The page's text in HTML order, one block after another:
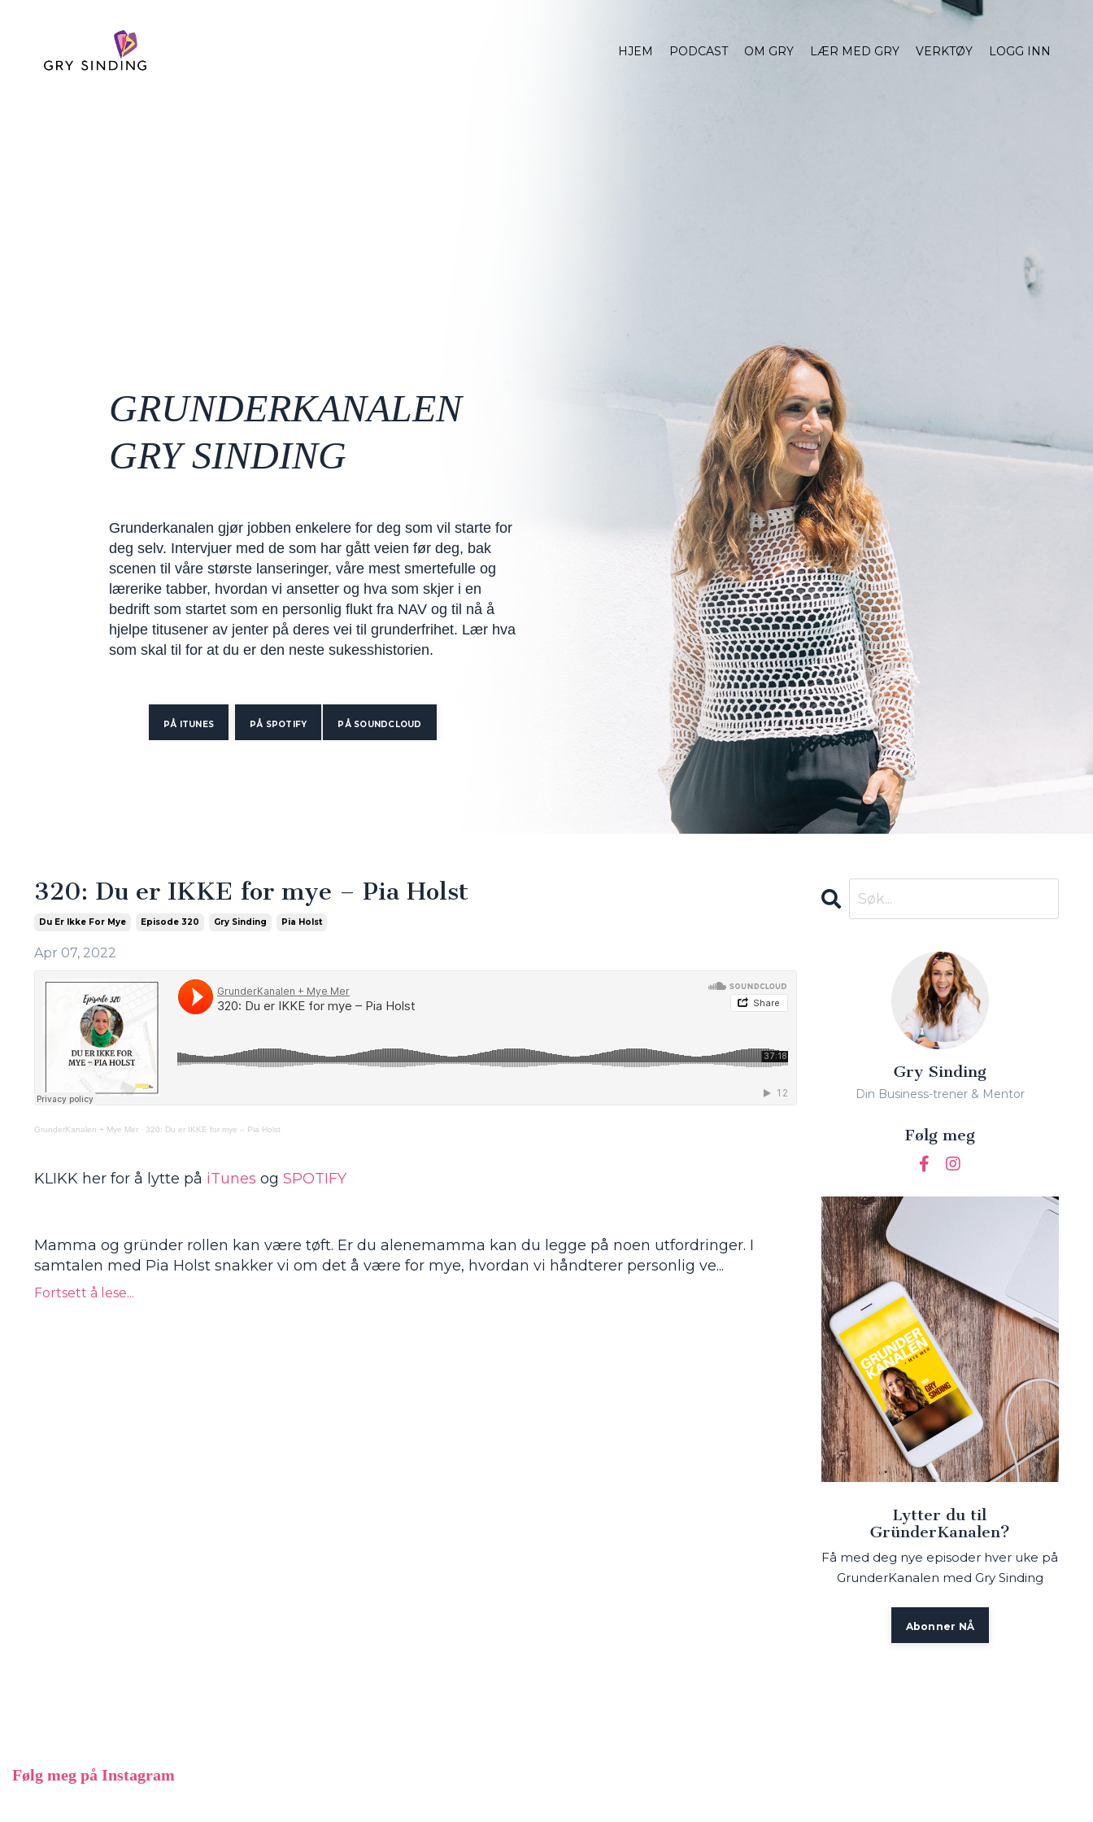
HJEM PODCAST OM GRY LÆR MED GRY VERKTØY LOGG INN
GRUNDERKANALEN
GRY SINDING
Grunderkanalen gjør jobben enkelere for deg som vil starte for
deg selv. Intervjuer med de som har gått veien før deg, bak
scenen til våre største lanseringer, våre mest smertefulle og
lærerike tabber, hvordan vi ansetter og hva som skjer i en
bedrift som startet som en personlig flukt fra NAV og til nå å
hjelpe titusener av jenter på deres vei til grunderfrihet. Lær hva
som skal til for at du er den neste sukesshistorien.
PÅ ITUNES PÅ SPOTIFY PÅ SOUNDCLOUD
320: Du er IKKE for mye – Pia Holst
Du Er Ikke For Mye Episode 320 Gry Sinding Pia Holst
Apr 07, 2022
GrunderKanalen + Mye Mer · 320: Du er IKKE for mye – Pia Holst
KLIKK her for å lytte på iTunes og SPOTIFY
Mamma og gründer rollen kan være tøft. Er du alenemamma kan du legge på noen utfordringer. I
samtalen med Pia Holst snakker vi om det å være for mye, hvordan vi håndterer personlig ve...
Fortsett å lese...
Gry Sinding
Din Business-trener & Mentor
Følg meg
Lytter du til
GründerKanalen?
Få med deg nye episoder hver uke på
GrunderKanalen med Gry Sinding
Abonner NÅ
Følg meg på Instagram